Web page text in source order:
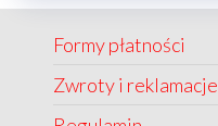
Formy płatności
Zwroty i reklamacje